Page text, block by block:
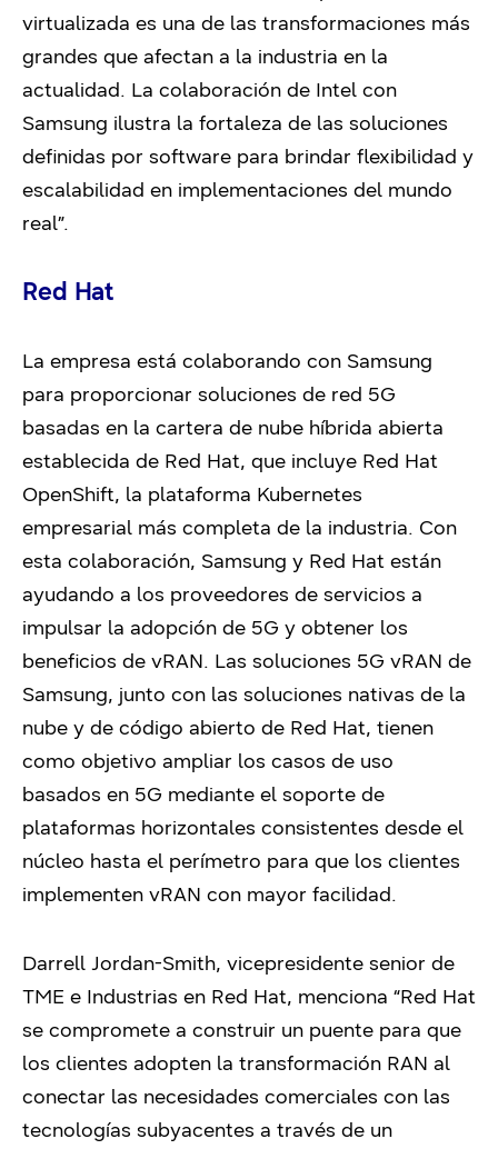
virtualizada es una de las transformaciones más
grandes que afectan a la industria en la
actualidad. La colaboración de Intel con
Samsung ilustra la fortaleza de las soluciones
definidas por software para brindar flexibilidad y
escalabilidad en implementaciones del mundo
real”.
Red Hat
La empresa está colaborando con Samsung
para proporcionar soluciones de red 5G
basadas en la cartera de nube híbrida abierta
establecida de Red Hat, que incluye Red Hat
OpenShift, la plataforma Kubernetes
empresarial más completa de la industria. Con
esta colaboración, Samsung y Red Hat están
ayudando a los proveedores de servicios a
impulsar la adopción de 5G y obtener los
beneficios de vRAN. Las soluciones 5G vRAN de
Samsung, junto con las soluciones nativas de la
nube y de código abierto de Red Hat, tienen
como objetivo ampliar los casos de uso
basados en 5G mediante el soporte de
plataformas horizontales consistentes desde el
núcleo hasta el perímetro para que los clientes
implementen vRAN con mayor facilidad.
Darrell Jordan-Smith, vicepresidente senior de
TME e Industrias en Red Hat, menciona “Red Hat
se compromete a construir un puente para que
los clientes adopten la transformación RAN al
conectar las necesidades comerciales con las
tecnologías subyacentes a través de un